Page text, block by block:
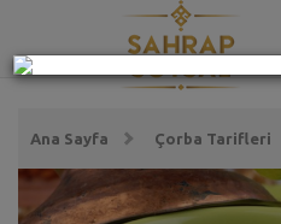
Ana Sayfa Çorba Tarifleri